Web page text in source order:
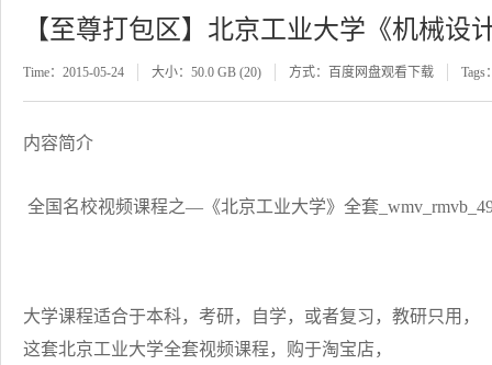
Time：2015-05-24 大小：50.0 GB (20) 方式：百度网盘观看下载 Tags
内容简介
全国名校视频课程之—《北京工业大学》全套
大学课程适合于本科，考研，自学，或者复习，教研只用，
这套北京工业大学全套视频课程，购于淘宝店，